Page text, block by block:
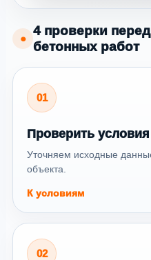
●
4 проверки
бетонных работ
01
Проверить условия
Уточняем исходные
объекта.
К условиям
02